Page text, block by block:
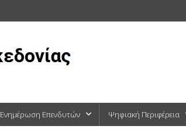
Ενημέρωση Επενδυτών Ψηφιακή Περιφέρεια